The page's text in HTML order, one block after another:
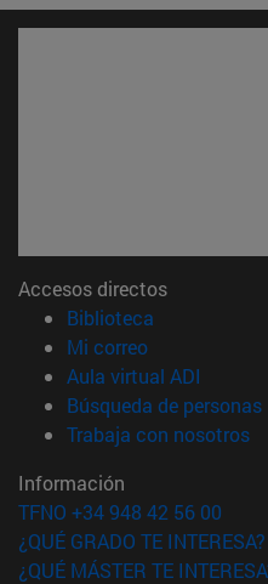
Accesos directos
Biblioteca
Mi correo(abre en
Aula virtual ADI
Búsqueda de personas
Trabaja con nosotros
Información
TFNO +34 948 42 56 00
¿QUÉ GRADO TE INTERESA?
¿QUÉ MÁSTER TE